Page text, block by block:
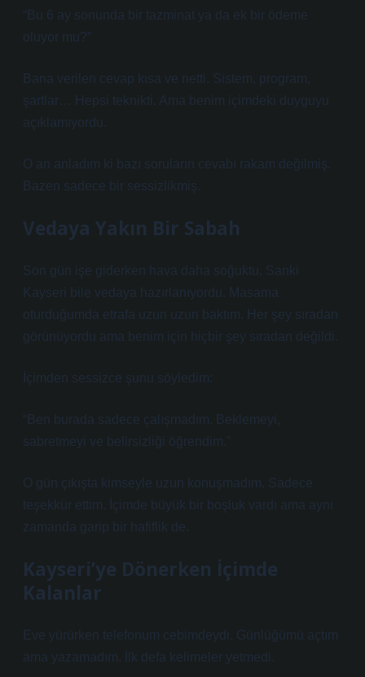
“Bu 6 ay sonunda bir tazminat ya da ek bir ödeme
oluyor mu?”
Bana verilen cevap kısa ve netti. Sistem, program,
şartlar… Hepsi teknikti. Ama benim içimdeki duyguyu
açıklamıyordu.
O an anladım ki bazı soruların cevabı rakam değilmiş.
Bazen sadece bir sessizlikmiş.
Vedaya Yakın Bir Sabah
Son gün işe giderken hava daha soğuktu. Sanki
Kayseri bile vedaya hazırlanıyordu. Masama
oturduğumda etrafa uzun uzun baktım. Her şey sıradan
görünüyordu ama benim için hiçbir şey sıradan değildi.
İçimden sessizce şunu söyledim:
“Ben burada sadece çalışmadım. Beklemeyi,
sabretmeyi ve belirsizliği öğrendim.”
O gün çıkışta kimseyle uzun konuşmadım. Sadece
teşekkür ettim. İçimde büyük bir boşluk vardı ama aynı
zamanda garip bir hafiflik de.
Kayseri’ye Dönerken İçimde
Kalanlar
Eve yürürken telefonum cebimdeydi. Günlüğümü açtım
ama yazamadım. İlk defa kelimeler yetmedi.